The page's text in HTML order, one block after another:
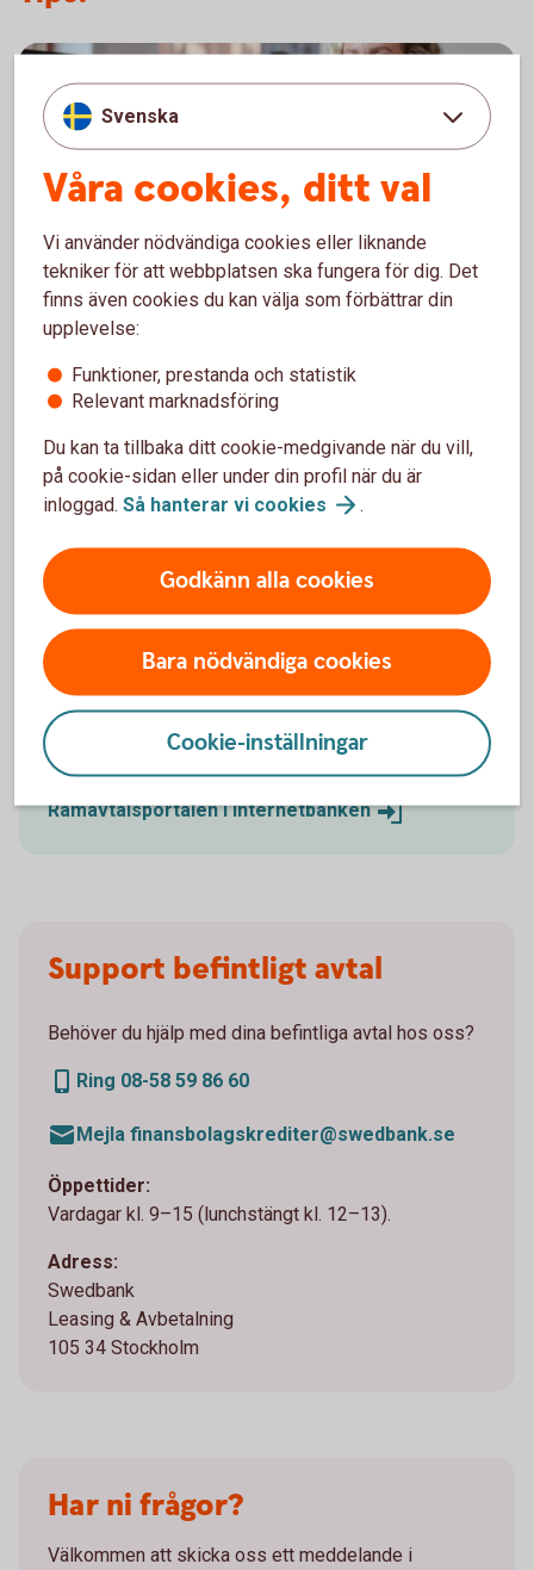
Ramavtalsportalen – för dig med
ramavtal inom leasing
Ramavtalsportalen gör hanteringen av
leasingärenden enklare, smidigare och mer
effektiv.
Information och funktioner samlat på ett ställe.
Följ status på dina ärenden digitalt, ladda ner
rapporter och administrera användare.
Digital signering av dokument gör processen
både smidigare och tryggare.
Frigör tid med kortare ledtider.
Du som redan har åtkomst når portalen genom att
klicka på Logga in – Objektfinansiering – Portal
Leasing och Avbetalning.
Ramavtalsportalen iinternetbanken
Support befintligt avtal
Behöver du hjälp med dina befintliga avtal hos oss?
Ring 08-58 59 86 60
Mejla finansbolagskrediter@swedbank.se
Öppettider:
Vardagar kl. 9–15 (lunchstängt kl. 12–13).
Adress:
Swedbank
Leasing & Avbetalning
105 34 Stockholm
Har ni frågor?
Välkommen att skicka oss ett meddelande i
Svenska
Våra cookies, ditt val
Vi använder nödvändiga cookies eller liknande
tekniker för att webbplatsen ska fungera för dig. Det
finns även cookies du kan välja som förbättrar din
upplevelse:
Funktioner, prestanda och statistik
Relevant marknadsföring
Du kan ta tillbaka ditt cookie-medgivande när du vill,
på cookie-sidan eller under din profil när du är
inloggad. Så hanterar vi cookies .
Godkänn alla cookies
Bara nödvändiga cookies
Cookie-inställningar